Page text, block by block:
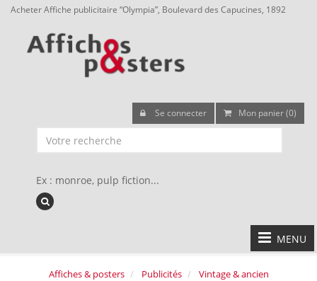
Acheter Affiche publicitaire “Olympia”, Boulevard des Capucines, 1892
Se connecter Mon panier (0)
Ex : monroe, pulp fiction...
MENU
Affiches & posters Publicités
Vintage & ancien